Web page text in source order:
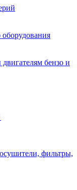
оборудования
бензо и
фильтры,